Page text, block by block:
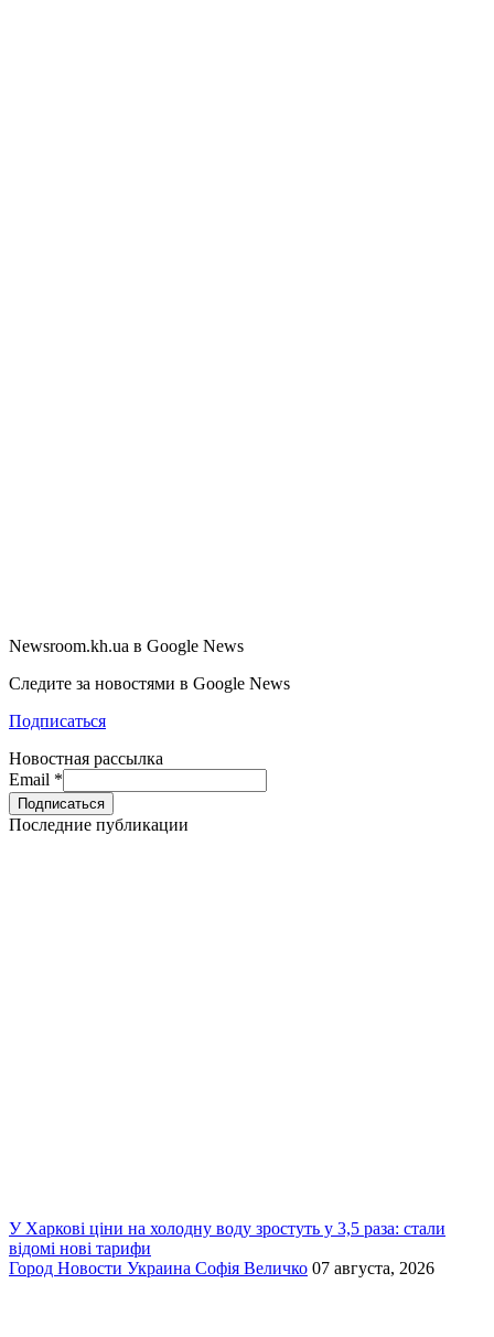
Newsroom.kh.ua в Google News
Следите за новостями в Google News
Подписаться
Новостная рассылка
Email *
Последние публикации
У Харкові ціни на холодну воду зростуть у 3,5 раза: стали
відомі нові тарифи
Город Новости Украина Софія Величко 07 августа, 2026